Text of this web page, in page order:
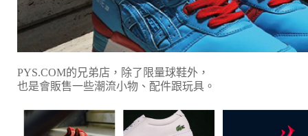
PYS.COM的兄弟店，除了限量球鞋外，
也是會販售一些潮流小物、配件跟玩具。